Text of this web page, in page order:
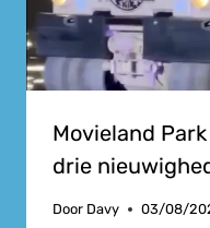
Movieland
drie
Door Davy 03/08/